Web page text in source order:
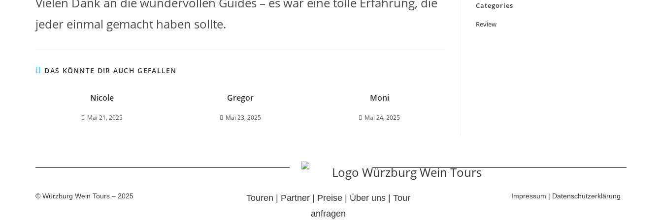
jeder einmal gemacht haben sollte.
DAS KÖNNTE DIR AUCH GEFALLEN
Nicole
Mai 21, 2025
Gregor
Mai 23, 2025
Moni
Mai 24, 2025
Categories
Review
© Würzburg Wein Tours – 2025 Touren Partner| Preise| Über uns| Tour
anfragen
Impressum | Datenschutzerklärung